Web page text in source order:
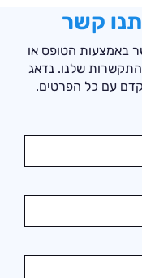
קשר
באמצעות הטופס או
שלנו. נדאג
עם כל הפרטים.